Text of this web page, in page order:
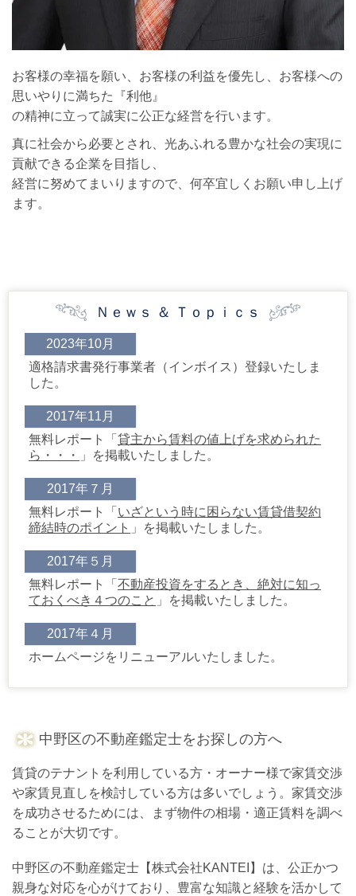
お客様の幸福を願い、お客様の利益を優先し、お客様への
思いやりに満ちた『利他』
の精神に立って誠実に公正な経営を行います。
真に社会から必要とされ、光あふれる豊かな社会の実現に
貢献できる企業を目指し、
経営に努めてまいりますので、何卒宜しくお願い申し上げ
ます。
Ｎｅｗｓ ＆ Ｔｏｐｉｃｓ
2023年10月
適格請求書発行事業者（インボイス）登録いたしま
した。
2017年11月
無料レポート「 貸主から賃料の値上げを求められた
ら・・・
」を掲載いたしました。
2017年７月
無料レポート「 いざという時に困らない賃貸借契約
締結時のポイント 」を掲載いたしました。
2017年５月
無料レポート「 不動産投資をするとき、絶対に知っ
ておくべき４つのこと 」を掲載いたしました。
2017年４月
ホームページをリニューアルいたしました。
中野区の不動産鑑定士をお探しの方へ
賃貸のテナントを利用している方・オーナー様で家賃交渉
や家賃見直しを検討している方は多いでしょう。家賃交渉
を成功させるためには、まず物件の相場・適正賃料を調べ
ることが大切です。
中野区の不動産鑑定士【株式会社KANTEI】は、公正かつ
親身な対応を心がけており、豊富な知識と経験を活かして